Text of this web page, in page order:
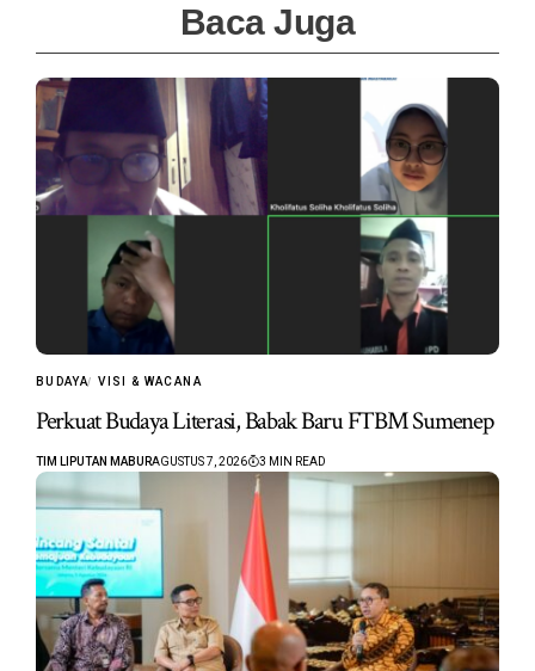
Baca Juga
BUDAYA VISI & WACANA
Perkuat Budaya Literasi, Babak Baru FTBM Sumenep
TIM LIPUTAN MABURAGUSTUS 7, 2026 3 MIN READ